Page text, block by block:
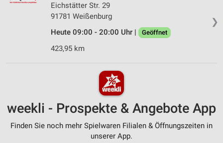
❯
Eichstätter Str. 29
91781 Weißenburg
Heute 09:00 - 20:00 Uhr |
Geöffnet
423,95 km
weekli - Prospekte & Angebote App
Finden Sie noch mehr Spielwaren Filialen & Öffnungszeiten in
unserer App.